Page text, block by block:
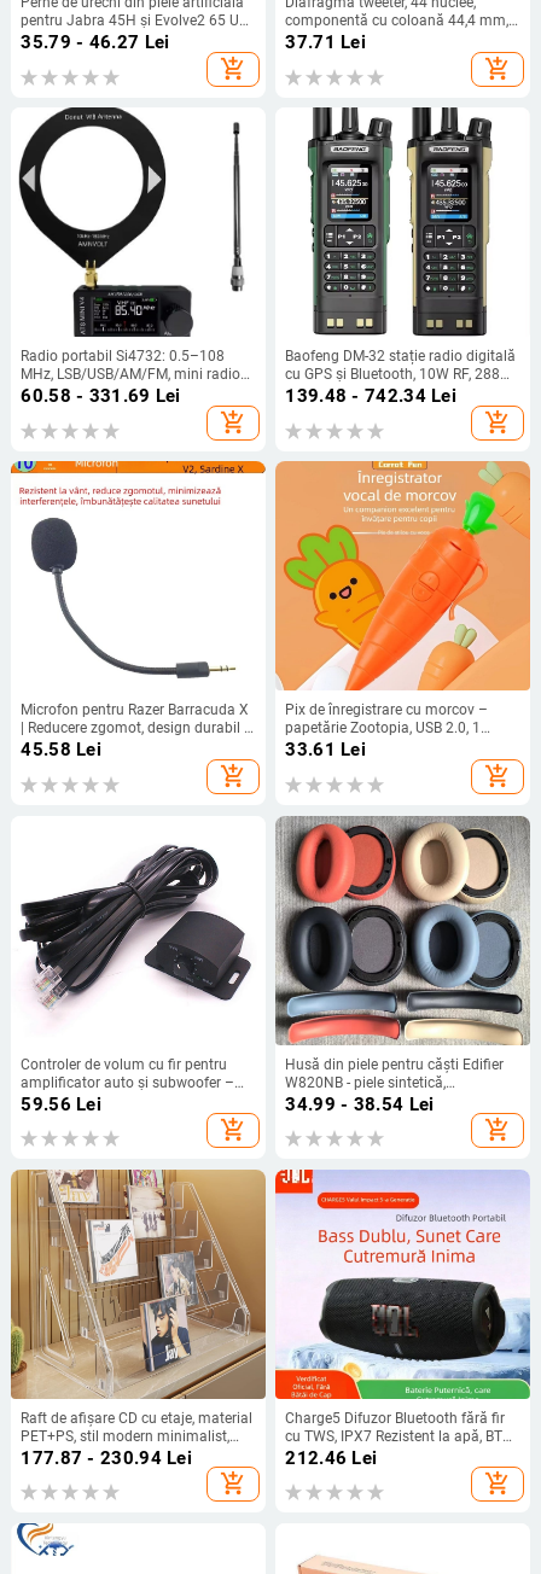
pentru Jabra 45H și Evolve2 65 UC,
montare ușoară, confort la purtare
35.79 - 46.27 Lei
add_shopping_cart
componentă cu coloană 44,4 mm,
driver horn cu bobină – accesorii
37.71 Lei
add_shopping_cart
Radio portabil Si4732: 0.5–108
MHz, LSB/USB/AM/FM, mini radio
de buzunar
60.58 - 331.69 Lei
add_shopping_cart
Baofeng DM-32 stație radio digitală
cu GPS și Bluetooth, 10W RF, 288
canale, baterie Li-ion 2500 mAh
139.48 - 742.34Lei
add_shopping_cart
Microfon pentru Razer Barracuda X
| Reducere zgomot, design durabil |
Compatibil cu Barracuda X; În stoc
45.58 Lei
add_shopping_cart
Pix de înregistrare cu morcov –
papetărie Zootopia, USB 2.0, 1
microfon, baterie AA, fără afișaj,
fără suport pentru card de memorie
33.61 Lei
add_shopping_cart
Controler de volum cu fir pentru
amplificator auto și subwoofer –
12V, carcasă din ABS ignifug,
exterior PVC, greutate 0.1, cod
produs 408
59.56 Lei
add_shopping_cart
Husă din piele pentru căști Edifier
W820NB - piele sintetică,
personalizată după desene
34.99 - 38.54 Lei
add_shopping_cart
Raft de afișare CD cu etaje, material
PET+PS, stil modern minimalist,
brand Evesigar/isi home, model
multifuncțional
177.87 - 230.94Lei
add_shopping_cart
Charge5 Difuzor Bluetooth fără fir
cu TWS, IPX7 Rezistent la apă, BT
5.3, 10W, Baterie încorporată 1200–
212.46 Lei
add_shopping_cart